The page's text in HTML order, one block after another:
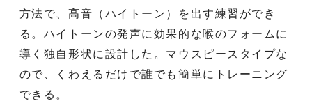
方法で、高音（ハイトーン）を出す練習ができ
る。ハイトーンの発声に効果的な喉のフォームに
導く独自形状に設計した。マウスピースタイプな
ので、くわえるだけで誰でも簡単にトレーニング
できる。